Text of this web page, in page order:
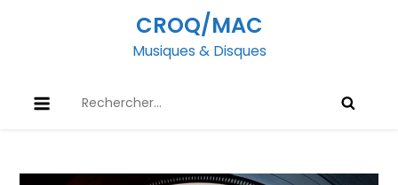
CROQ/MAC
Musiques & Disques